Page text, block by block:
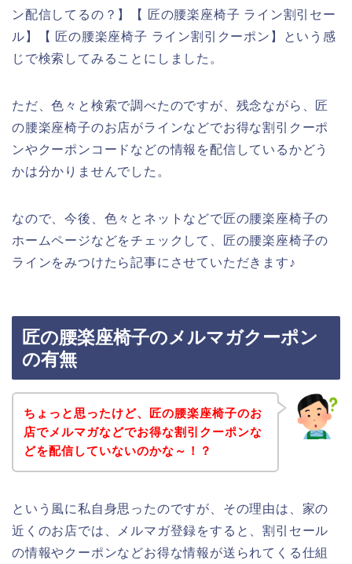
ン配信してるの？】【 匠の腰楽座椅子 ライン割引セー
ル】【 匠の腰楽座椅子 ライン割引クーポン】という感
じで検索してみることにしました。
ただ、色々と検索で調べたのですが、残念ながら、匠
の腰楽座椅子のお店がラインなどでお得な割引クーポ
ンやクーポンコードなどの情報を配信しているかどう
かは分かりませんでした。
なので、今後、色々とネットなどで匠の腰楽座椅子の
ホームページなどをチェックして、匠の腰楽座椅子の
ラインをみつけたら記事にさせていただきます♪
匠の腰楽座椅子のメルマガクーポン
の有無
ちょっと思ったけど、匠の腰楽座椅子のお
店でメルマガなどでお得な割引クーポンな
どを配信していないのかな～！？
という風に私自身思ったのですが、その理由は、家の
近くのお店では、メルマガ登録をすると、割引セール
の情報やクーポンなどお得な情報が送られてくる仕組